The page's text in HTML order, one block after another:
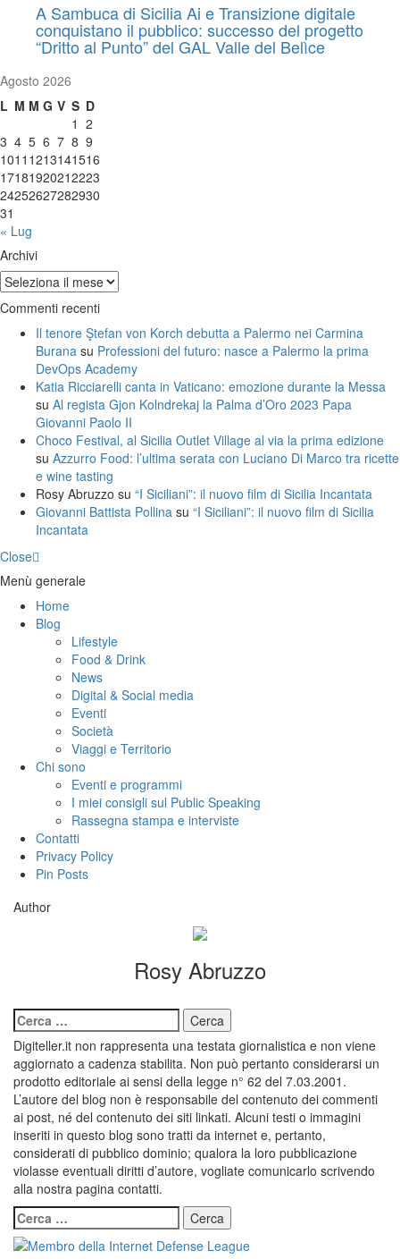
A Sambuca di Sicilia Ai e Transizione digitale
conquistano il pubblico: successo del progetto
“Dritto al Punto” del GAL Valle del Belìce
Agosto 2026
L M M G V S D
1 2
3 4 5 6 7 8 9
1011 1213141516
17181920212223
24252627282930
31
« Lug
Archivi
Archivi
Commenti recenti
Il tenore Ştefan von Korch debutta a Palermo nei Carmina
Burana su Professioni del futuro: nasce a Palermo la prima
DevOps Academy
Katia Ricciarelli canta in Vaticano: emozione durante la Messa
su Al regista Gjon Kolndrekaj la Palma d’Oro 2023 Papa
Giovanni Paolo II
Choco Festival, al Sicilia Outlet Village al via la prima edizione
su Azzurro Food: l’ultima serata con Luciano Di Marco tra ricette
e wine tasting
Rosy Abruzzo su “I Siciliani”: il nuovo film di Sicilia Incantata
Giovanni Battista Pollina su “I Siciliani”: il nuovo film di Sicilia
Incantata
Close
Menù generale
Home
Blog
Lifestyle
Food & Drink
News
Digital & Social media
Eventi
Società
Viaggi e Territorio
Chi sono
Eventi e programmi
I miei consigli sul Public Speaking
Rassegna stampa e interviste
Contatti
Privacy Policy
Pin Posts
Author
Rosy Abruzzo
Ricerca
per:
Digiteller.it non rappresenta una testata giornalistica e non viene
aggiornato a cadenza stabilita. Non può pertanto considerarsi un
prodotto editoriale ai sensi della legge n° 62 del 7.03.2001.
L’autore del blog non è responsabile del contenuto dei commenti
ai post, né del contenuto dei siti linkati. Alcuni testi o immagini
inseriti in questo blog sono tratti da internet e, pertanto,
considerati di pubblico dominio; qualora la loro pubblicazione
violasse eventuali diritti d’autore, vogliate comunicarlo scrivendo
alla nostra pagina contatti.
Ricerca
per: